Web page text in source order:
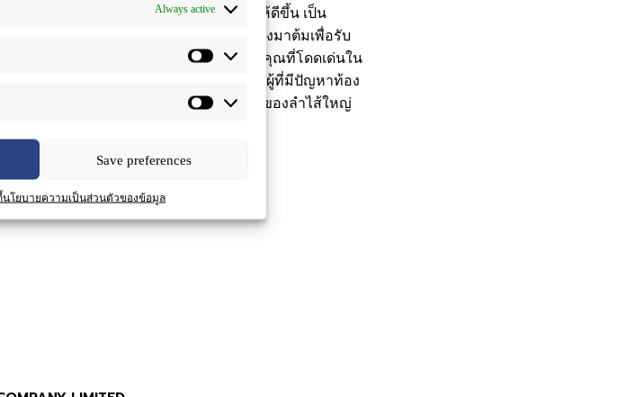
Always active
Save preferences
นโยบายความเป็นส่วนตัวของข้อมูล
อ่อนๆ ช่วยกระตุ้นระบบเผาผลาญไขมันให้ดีขึ้น เป็น
มาอย่างยาวนาน โดยนำใบแห้งหรือฝักแห้งมาต้มเพื่อรับ
มร่วมกับสมุนไพรอื่น มะขามแขก มีสรรพคุณที่โดดเด่นใน
ยุ ผู้ที่มีกำลังน้อย เด็ก คนที่เป็นริดสีดวง หรือผู้ที่มีปัญหาท้อง
ที่มีฤทธิ์ช่วยกระตุ้นการบีบตัวของลำไส้ใหญ่